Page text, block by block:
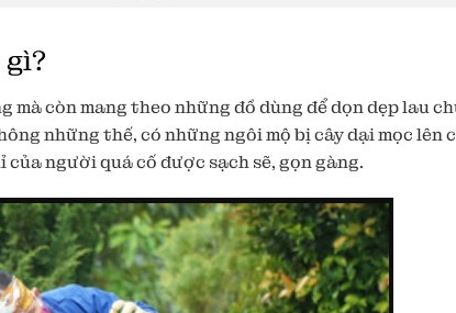
còn mang theo những đồ dùng để dọn dẹp lau
những thế, có những ngôi mộ bị cây dại mọc lên
người quá cố được sạch sẽ, gọn gàng.